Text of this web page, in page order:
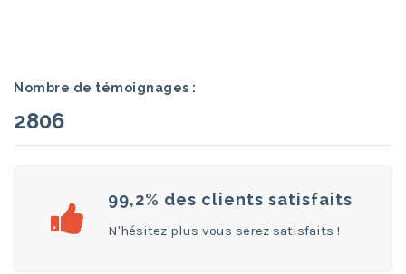
Nombre de témoignages :
2806
99,2% des clients satisfaits
N'hésitez plus vous serez satisfaits !